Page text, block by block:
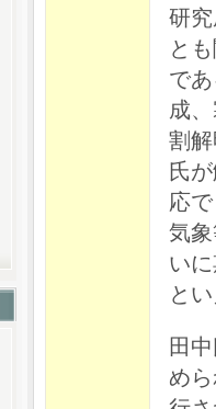
研
と
で
成
割
氏
応
気
い
と
田
め